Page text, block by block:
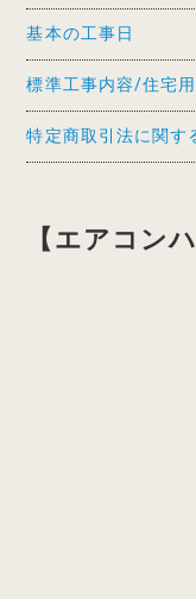
基本の工事日
標準工事内容/住宅
特定商取引法に関す
【エアコン